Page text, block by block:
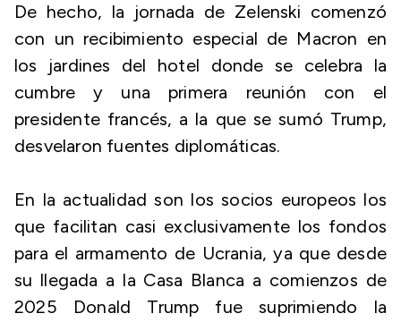
De hecho, la jornada de Zelenski comenzó
con un recibimiento especial de Macron en
los jardines del hotel donde se celebra la
cumbre y una primera reunión con el
presidente francés, a la que se sumó Trump,
desvelaron fuentes diplomáticas.
En la actualidad son los socios europeos los
que facilitan casi exclusivamente los fondos
para el armamento de Ucrania, ya que desde
su llegada a la Casa Blanca a comienzos de
2025 Donald Trump fue suprimiendo la